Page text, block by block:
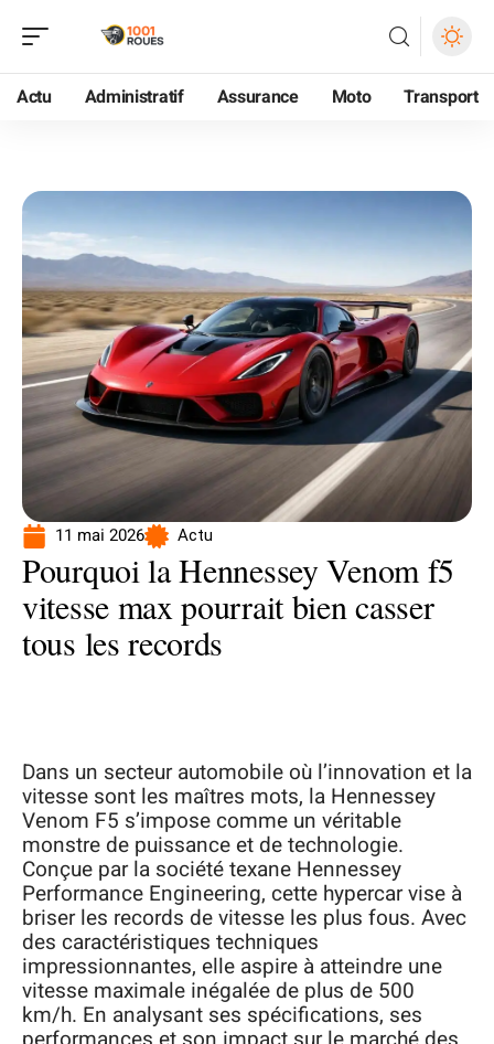
Actu Administratif Assurance Moto Transport
11 mai 2026 Actu
Pourquoi la Hennessey Venom f5
vitesse max pourrait bien casser
tous les records
Dans un secteur automobile où l’innovation et la
vitesse sont les maîtres mots, la Hennessey
Venom F5 s’impose comme un véritable
monstre de puissance et de technologie.
Conçue par la société texane Hennessey
Performance Engineering, cette hypercar vise à
briser les records de vitesse les plus fous. Avec
des caractéristiques techniques
impressionnantes, elle aspire à atteindre une
vitesse maximale inégalée de plus de 500
km/h. En analysant ses spécifications, ses